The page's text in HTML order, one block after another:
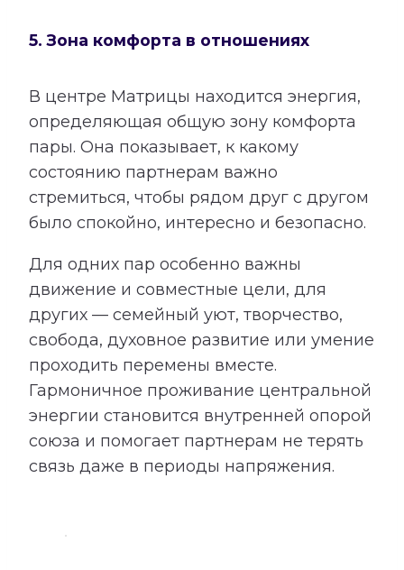
5. Зона комфорта в отношениях
В центре Матрицы находится энергия,
определяющая общую зону комфорта
пары. Она показывает, к какому
состоянию партнерам важно
стремиться, чтобы рядом друг с другом
было спокойно, интересно и безопасно.
Для одних пар особенно важны
движение и совместные цели, для
других — семейный уют, творчество,
свобода, духовное развитие или умение
проходить перемены вместе.
Гармоничное проживание центральной
энергии становится внутренней опорой
союза и помогает партнерам не терять
связь даже в периоды напряжения.